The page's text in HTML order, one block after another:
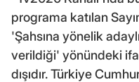
programa katılan
'Şahsına yönelik
verildiği' yönündeki
dışıdır. Türkiye